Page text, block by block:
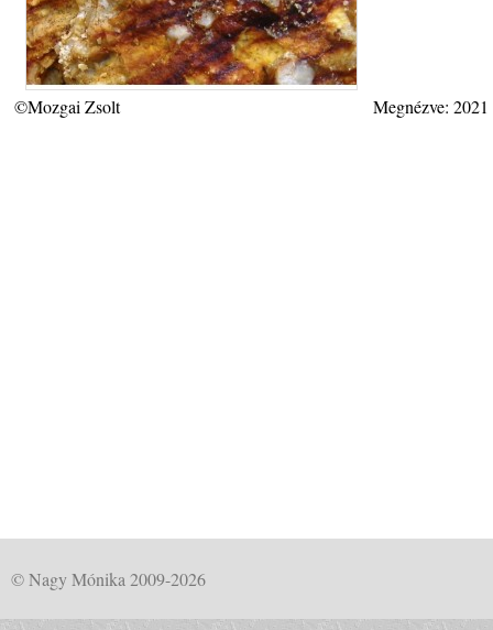
©Mozgai Zsolt Megnézve:
© Nagy Mónika 2009-2026